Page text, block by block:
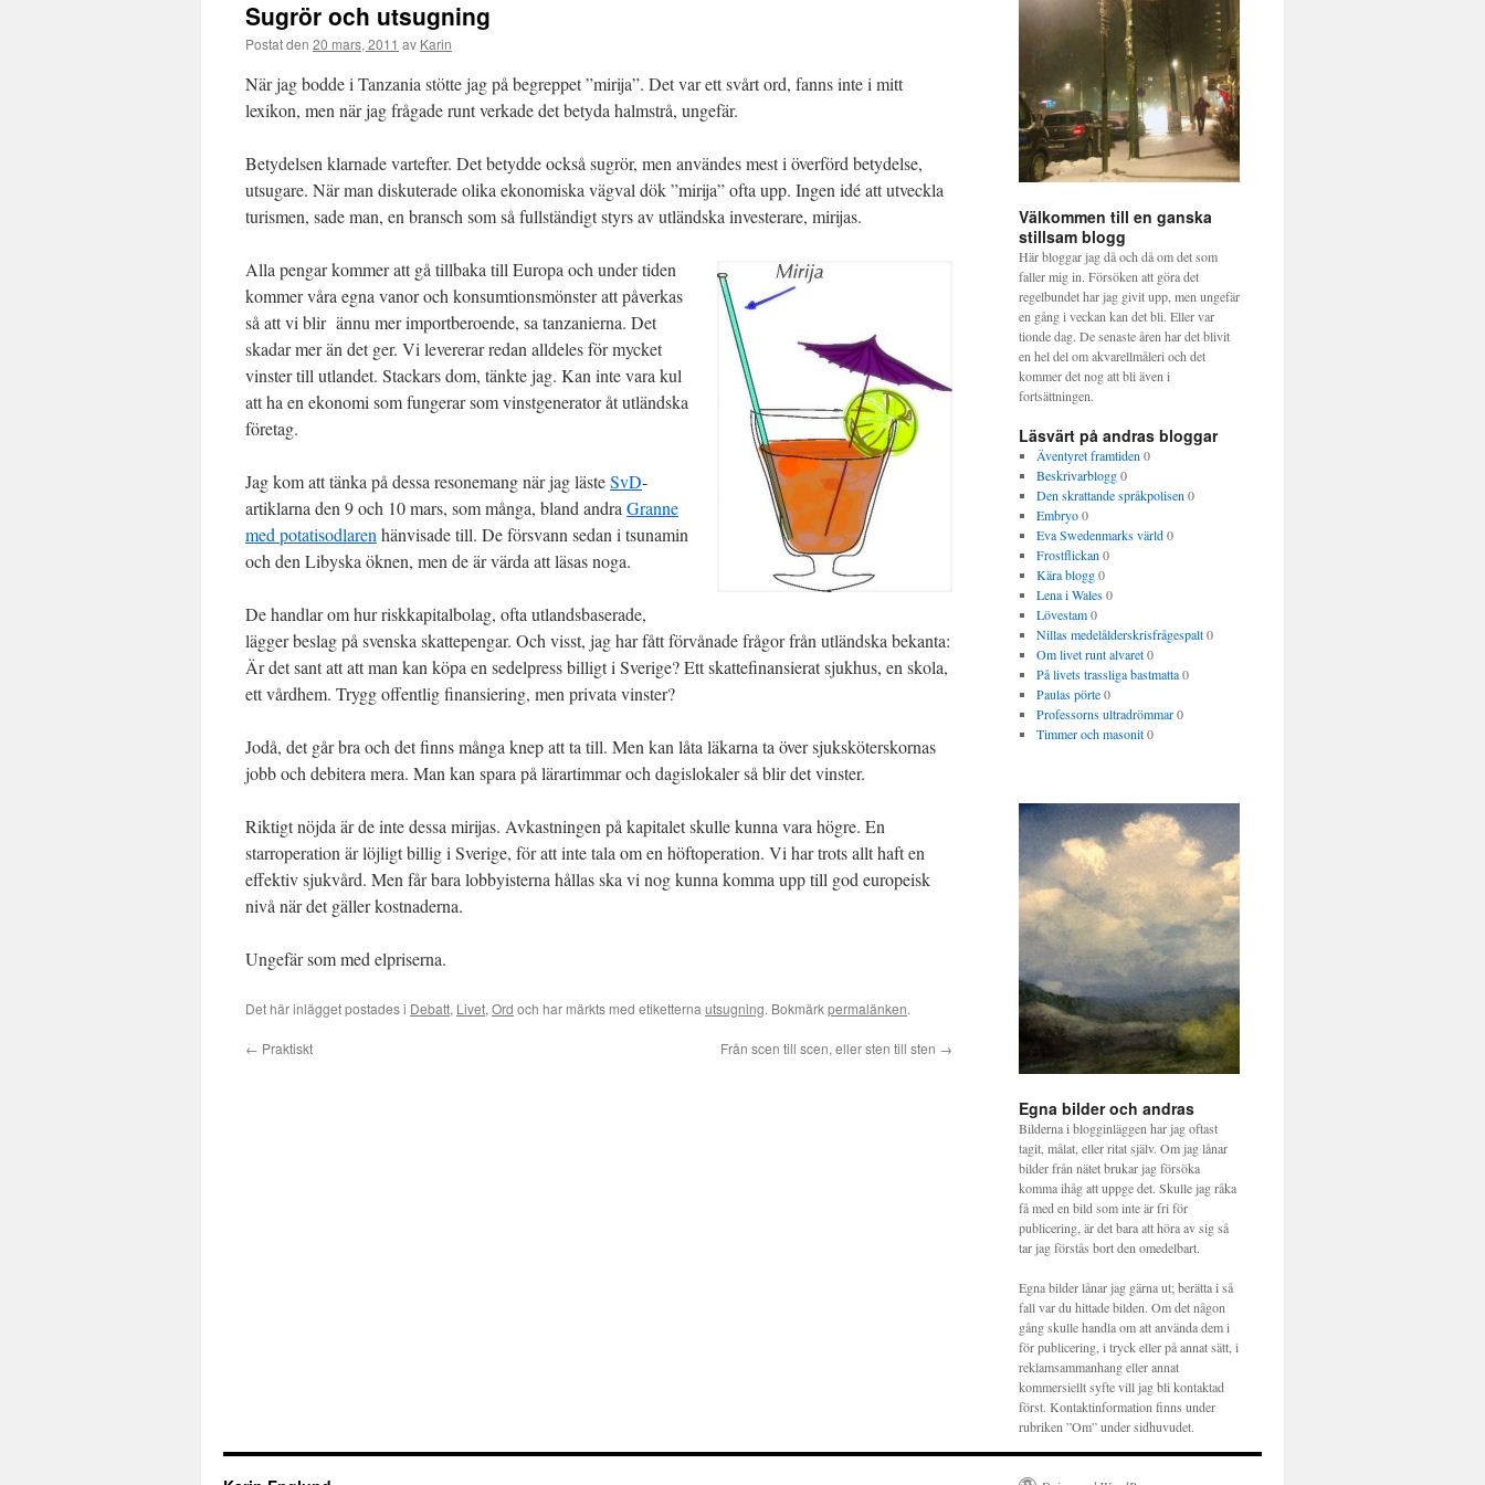
Sugrör och utsugning
Postat den 20 mars, 2011 av Karin
När jag bodde i Tanzania stötte jag på begreppet ”mirija”. Det var ett svårt ord, fanns inte i mitt
lexikon, men när jag frågade runt verkade det betyda halmstrå, ungefär.
Betydelsen klarnade vartefter. Det betydde också sugrör, men användes mest i överförd betydelse,
utsugare. När man diskuterade olika ekonomiska vägval dök ”mirija” ofta upp. Ingen idé att utveckla
turismen, sade man, en bransch som så fullständigt styrs av utländska investerare, mirijas.
Alla pengar kommer att gå tillbaka till Europa och under tiden
kommer våra egna vanor och konsumtionsmönster att påverkas
så att vi blir ännu mer importberoende, sa tanzanierna. Det
skadar mer än det ger. Vi levererar redan alldeles för mycket
vinster till utlandet. Stackars dom, tänkte jag. Kan inte vara kul
att ha en ekonomi som fungerar som vinstgenerator åt utländska
företag.
Jag kom att tänka på dessa resonemang när jag lästeSvD-
artiklarna den 9 och 10 mars, som många, bland andra Granne
med potatisodlaren hänvisade till. De försvann sedan i tsunamin
och den Libyska öknen, men de är värda att läsas noga.
De handlar om hur riskkapitalbolag, ofta utlandsbaserade,
lägger beslag på svenska skattepengar. Och visst, jag har fått förvånade frågor från utländska bekanta:
Är det sant att att man kan köpa en sedelpress billigt i Sverige? Ett skattefinansierat sjukhus, en skola,
ett vårdhem. Trygg offentlig finansiering, men privata vinster?
Jodå, det går bra och det finns många knep att ta till. Men kan låta läkarna ta över sjuksköterskornas
jobb och debitera mera. Man kan spara på lärartimmar och dagislokaler så blir det vinster.
Riktigt nöjda är de inte dessa mirijas. Avkastningen på kapitalet skulle kunna vara högre. En
starroperation är löjligt billig i Sverige, för att inte tala om en höftoperation. Vi har trots allt haft en
effektiv sjukvård. Men får bara lobbyisterna hållas ska vi nog kunna komma upp till god europeisk
nivå när det gäller kostnaderna.
Ungefär som med elpriserna.
Det här inlägget postades i Debatt, Livet, Ord och har märkts med etiketterna utsugning. Bokmärkpermalänken.
← Praktiskt Från scen till scen, eller sten till sten →
Välkommen till en ganska
stillsam blogg
Här bloggar jag då och då om det som
faller mig in. Försöken att göra det
regelbundet har jag givit upp, men ungefär
en gång i veckan kan det bli. Eller var
tionde dag. De senaste åren har det blivit
en hel del om akvarellmåleri och det
kommer det nog att bli även i
fortsättningen.
Läsvärt på andras bloggar
Äventyret framtiden 0
Beskrivarblogg0
Den skrattande språkpolisen 0
Embryo0
Eva Swedenmarks värld0
Frostflickan 0
Kära blogg0
Lena i Wales0
Lövestam0
Nillas medelålderskrisfrågespalt0
Om livet runt alvaret0
På livets trassliga bastmatta0
Paulas pörte0
Professorns ultradrömmar0
Timmer och masonit0
Egna bilder och andras
Bilderna i blogginläggen har jag oftast
tagit, målat, eller ritat själv. Om jag lånar
bilder från nätet brukar jag försöka
komma ihåg att uppge det. Skulle jag råka
få med en bild som inte är fri för
publicering, är det bara att höra av sig så
tar jag förstås bort den omedelbart.
Egna bilder lånar jag gärna ut; berätta i så
fall var du hittade bilden. Om det någon
gång skulle handla om att använda dem i
för publicering, i tryck eller på annat sätt, i
reklamsammanhang eller annat
kommersiellt syfte vill jag bli kontaktad
först. Kontaktinformation finns under
rubriken ”Om” under sidhuvudet.